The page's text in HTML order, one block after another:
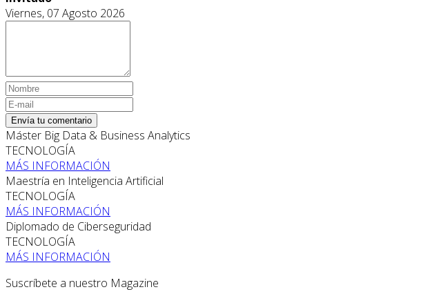
Viernes, 07 Agosto 2026
Envía tu comentario
Máster Big Data & Business Analytics
TECNOLOGÍA
MÁS INFORMACIÓN
Maestría en Inteligencia Artificial
TECNOLOGÍA
MÁS INFORMACIÓN
Diplomado de Ciberseguridad
TECNOLOGÍA
MÁS INFORMACIÓN
Suscríbete a nuestro Magazine